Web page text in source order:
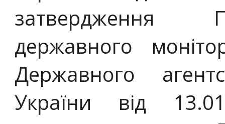
затвердження
державного
Державного
України від